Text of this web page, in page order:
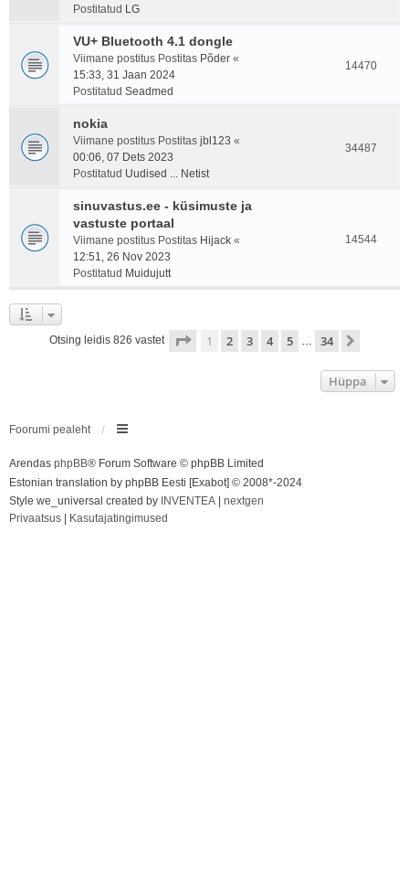
Postitatud LG
VU+ Bluetooth 4.1 dongle
Viimane postitus Postitas Põder «
15:33, 31 Jaan 2024
Postitatud Seadmed
14470
nokia
Viimane postitus Postitas jbl123 «
00:06, 07 Dets 2023
Postitatud Uudised ... Netist
34487
sinuvastus.ee - küsimuste ja
vastuste portaal
Viimane postitus Postitas Hijack «
12:51, 26 Nov 2023
Postitatud Muidujutt
14544
Otsing leidis 826 vastet . leht34 -st
1 2 3 4 5 … 34
Hüppa
Foorumi pealeht
Arendas phpBB® Forum Software © phpBB Limited
Estonian translation by phpBB Eesti [Exabot] © 2008*-2024
Style we_universal created by INVENTEA
nextgen
Privaatsus
Kasutajatingimused